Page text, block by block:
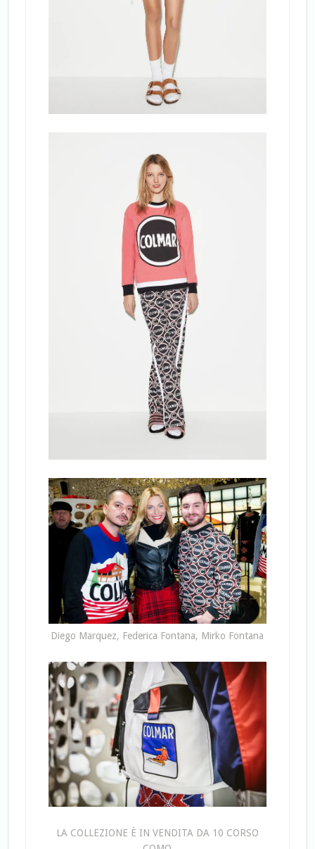
Diego Marquez, Federica Fontana, Mirko Fontana
LA COLLEZIONE È IN VENDITA DA 10 CORSO